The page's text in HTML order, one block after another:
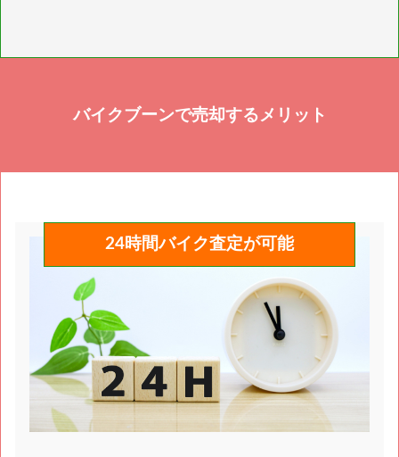
き上げ代、書類の再発行代が必要となります。
バイクブーンで売却するメリット
24時間バイク査定が可能